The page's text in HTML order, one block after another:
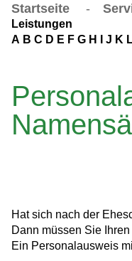
Startseite -
Leistungen
A B C D E F G H J K
Hat sich nach der
Dann müssen Sie
Ein Personalausweis